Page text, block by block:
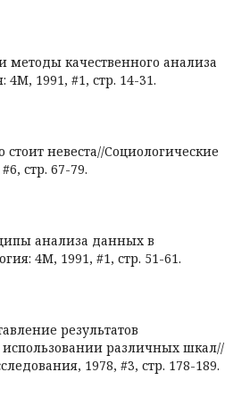
методы качественного анализа
1991, #1, стр. 14-31.
невеста//Социологические
стр. 67-79.
анализа данных в
4М, 1991, #1, стр. 51-61.
результатов
различных шкал//
1978, #3, стр. 178-189.